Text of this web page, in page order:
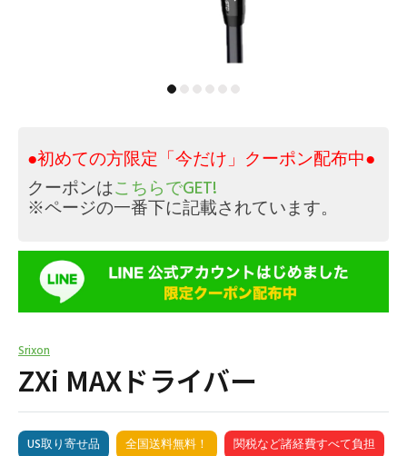
●初めての方限定「今だけ」クーポン配布中●
クーポンはこちらでGET!
※ページの一番下に記載されています。
Srixon
ZXi MAXドライバー
US取り寄せ品 全国送料無料！ 関税など諸経費すべて負担